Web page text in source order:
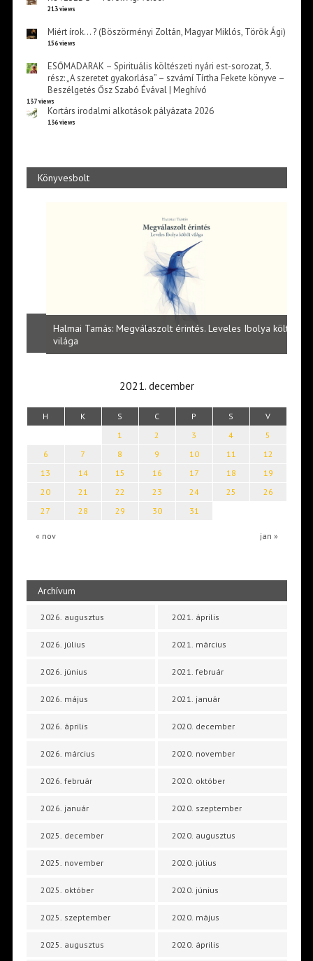
213 views
Miért írok… ? (Böszörményi Zoltán, Magyar Miklós, Török Ági)
156 views
ESŐMADARAK – Spirituális költészeti nyári est-sorozat, 3.
rész: „A szeretet gyakorlása” – szvámí Tírtha Fekete könyve –
Beszélgetés Ősz Szabó Évával | Meghívó
137 views
Kortárs irodalmi alkotások pályázata 2026
136 views
Könyvesbolt
Halmai Tamás: Megválaszolt érintés. Leveles Ibolya költői
világa
2021. december
H K S C P S V
« nov jan »
1 2 3 4
5
6
7 8 9 10 11
12
13
14 15 16 17 18
19
20
21 22 23 24 25
26
27
28 29 30 31
Archívum
2026. augusztus
2026. július
2026. június
2026. május
2026. április
2026. március
2026. február
2026. január
2025. december
2025. november
2025. október
2025. szeptember
2025. augusztus
2021. április
2021. március
2021. február
2021. január
2020. december
2020. november
2020. október
2020. szeptember
2020. augusztus
2020. július
2020. június
2020. május
2020. április